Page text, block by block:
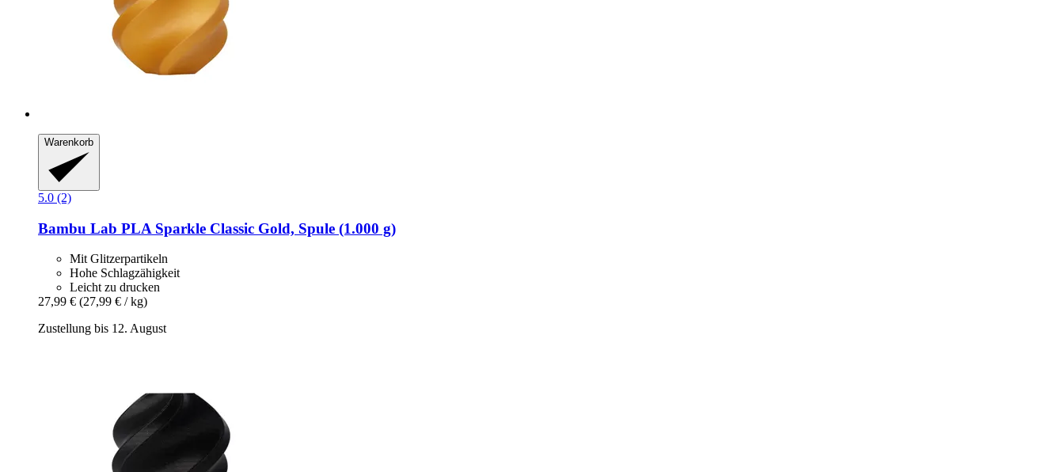
Warenkorb
5.0 (2)
Bambu Lab PLA Sparkle Classic Gold, Spule (1.000 g)
Mit Glitzerpartikeln
Hohe Schlagzähigkeit
Leicht zu drucken
27,99 € (27,99 € / kg)
Zustellung bis 12. August